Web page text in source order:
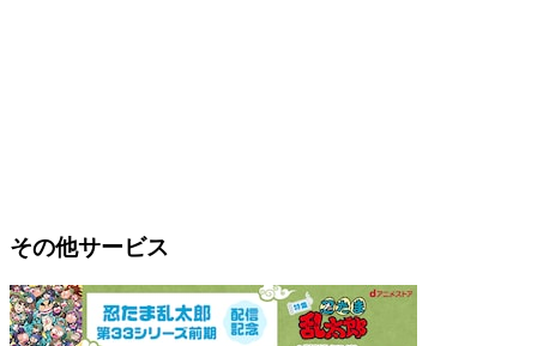
その他サービス